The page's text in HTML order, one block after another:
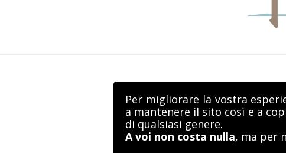
Per migliorare la vostra
a mantenere il sito così e a
di qualsiasi genere.
A voi non costa nulla, ma per